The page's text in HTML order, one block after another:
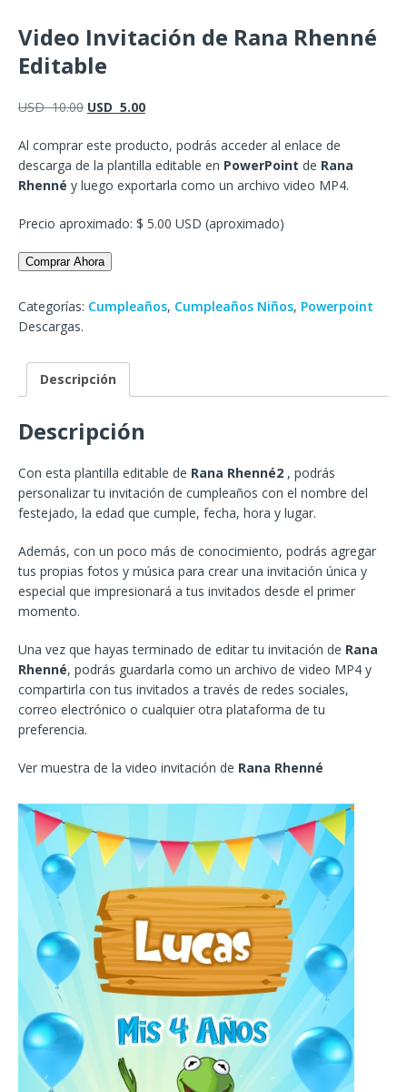
Video Invitación de Rana Rhenné
Editable
USD10.00 USD 5.00
Al comprar este producto, podrás acceder al enlace de
descarga de la plantilla editable en PowerPoint de Rana
Rhenné y luego exportarla como un archivo video MP4.
Precio aproximado: $ 5.00 USD (aproximado)
Comprar Ahora
Categorías: Cumpleaños, Cumpleaños Niños, Powerpoint
Descargas.
Descripción
Descripción
Con esta plantilla editable de Rana Rhenné2 , podrás
personalizar tu invitación de cumpleaños con el nombre del
festejado, la edad que cumple, fecha, hora y lugar.
Además, con un poco más de conocimiento, podrás agregar
tus propias fotos y música para crear una invitación única y
especial que impresionará a tus invitados desde el primer
momento.
Una vez que hayas terminado de editar tu invitación de Rana
Rhenné, podrás guardarla como un archivo de video MP4 y
compartirla con tus invitados a través de redes sociales,
correo electrónico o cualquier otra plataforma de tu
preferencia.
Ver muestra de la video invitación de Rana Rhenné